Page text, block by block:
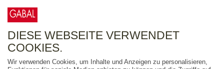
DIESE WEBSEITE VERWENDET
COOKIES.
Wir verwenden Cookies, um Inhalte und Anzeigen zu personalisieren,